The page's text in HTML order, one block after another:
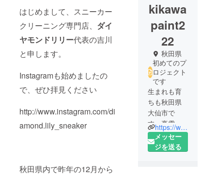
はじめまして、スニーカー
クリーニング専門店、 ダイ
ヤモンドリリー代表の吉川
と申します。
Instagramも始めましたの
で、ぜひ拝見ください
http://www.instagram.com/di
amond.lily_sneaker
秋田県内で昨年の12月から
kikawa
paint2
22
秋田県
初めてのプ
ロジェクト
です
生まれも育
ちも秋田県
大仙市で
す、豪雪地
帯で元気に
活動中で
https://www.instagram.com/diamond.lily_sneaker
メッセー
ジを送る